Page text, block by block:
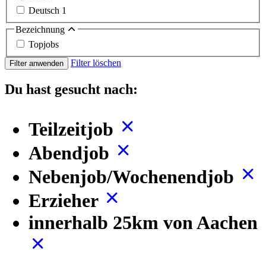
Deutsch 1
Bezeichnung
Topjobs
Filter anwenden Filter löschen
Du hast gesucht nach:
Teilzeitjob
Abendjob
Nebenjob/Wochenendjob
Erzieher
innerhalb 25km von Aachen